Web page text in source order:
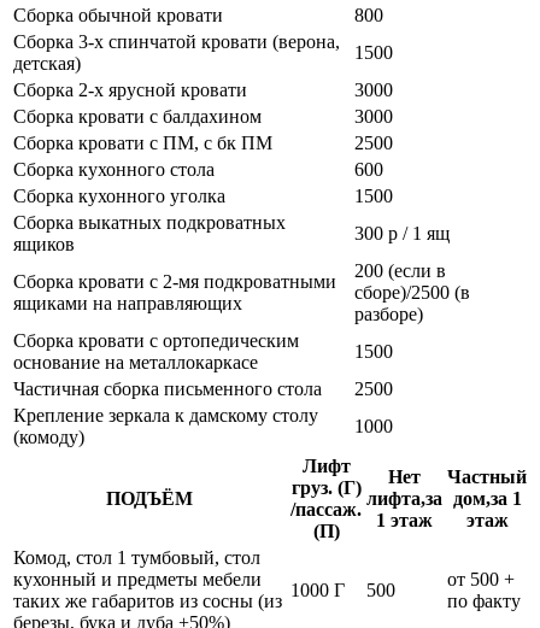
Сборка обычной кровати
800
Сборка 3-х спинчатой кровати (верона,
детская)
1500
Сборка 2-х ярусной кровати
3000
Сборка кровати с балдахином
3000
Сборка кровати с ПМ, с бк ПМ
2500
Сборка кухонного стола
600
Сборка кухонного уголка
1500
Сборка выкатных подкроватных
ящиков
300 р / 1 ящ
Сборка кровати с 2-мя подкроватными
ящиками на направляющих
200 (если в
сборе)/2500 (в
разборе)
Сборка кровати с ортопедическим
основание на металлокаркасе
1500
Частичная сборка письменного стола
2500
Крепление зеркала к дамскому столу
(комоду)
1000
ПОДЪЁМ
Лифт
груз. (Г)
/пассаж.
(П)
Нет
лифта,за
1 этаж
Частный
дом,за 1
этаж
Комод, стол 1 тумбовый, стол
кухонный и предметы мебели
таких же габаритов из сосны (из
березы, бука и дуба +50%)
1000 Г 500
от 500 +
по факту